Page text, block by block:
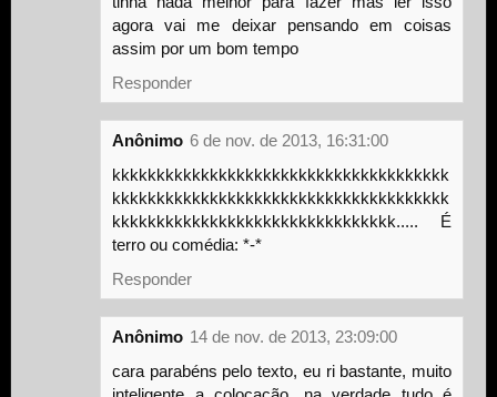
agora vai me deixar pensando em coisas
assim por um bom tempo
Responder
Anônimo 6 de nov. de 2013, 16:31:00
kkkkkkkkkkkkkkkkkkkkkkkkkkkkkkkkkkkkkk
kkkkkkkkkkkkkkkkkkkkkkkkkkkkkkkkkkkkkk
kkkkkkkkkkkkkkkkkkkkkkkkkkkkkkkk..... É
terro ou comédia: *-*
Responder
Anônimo 14 de nov. de 2013, 23:09:00
cara parabéns pelo texto, eu ri bastante, muito